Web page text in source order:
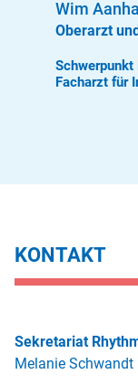
Wim
Oberarzt
Facharzt für
KONTAKT
Sekretariat
Melanie Schwandt